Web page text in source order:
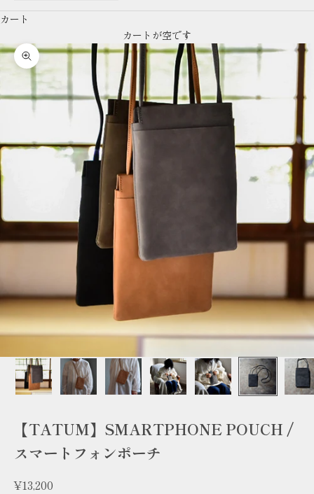
カート
カートが空です
ズームイン
【TATUM】SMARTPHONE POUCH /
スマートフォンポーチ
セール価格
¥13,200